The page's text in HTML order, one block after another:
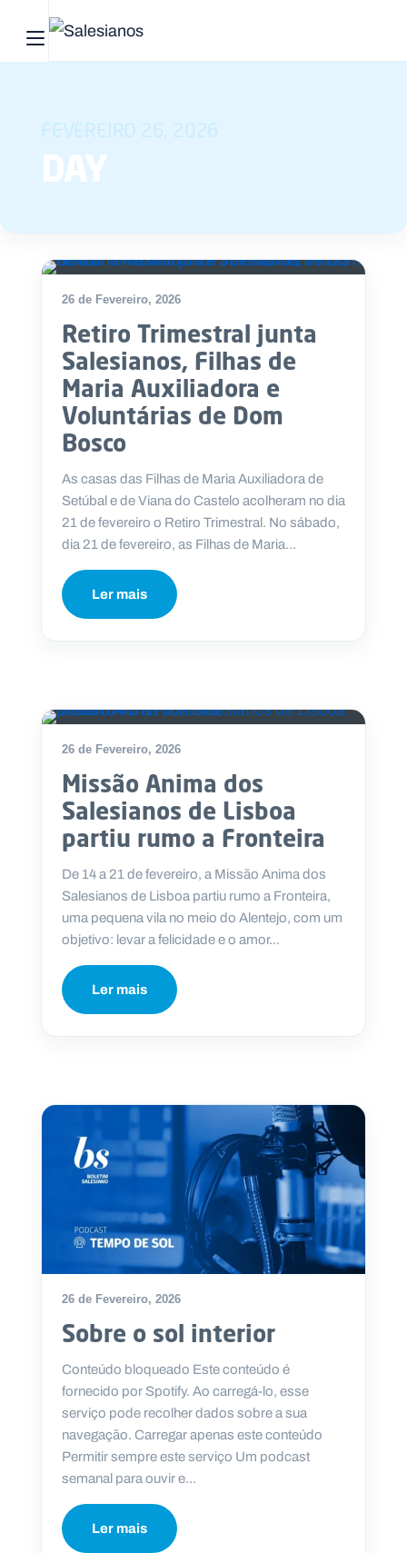
Abrir menu principal
FEVEREIRO 26, 2026
DAY
26 de Fevereiro, 2026
Retiro Trimestral junta
Salesianos, Filhas de
Maria Auxiliadora e
Voluntárias de Dom
Bosco
As casas das Filhas de Maria Auxiliadora de
Setúbal e de Viana do Castelo acolheram no dia
21 de fevereiro o Retiro Trimestral. No sábado,
dia 21 de fevereiro, as Filhas de Maria...
Ler mais
26 de Fevereiro, 2026
Missão Anima dos
Salesianos de Lisboa
partiu rumo a Fronteira
De 14 a 21 de fevereiro, a Missão Anima dos
Salesianos de Lisboa partiu rumo a Fronteira,
uma pequena vila no meio do Alentejo, com um
objetivo: levar a felicidade e o amor...
Ler mais
26 de Fevereiro, 2026
Sobre o sol interior
Conteúdo bloqueado Este conteúdo é
fornecido por Spotify. Ao carregá-lo, esse
serviço pode recolher dados sobre a sua
navegação. Carregar apenas este conteúdo
Permitir sempre este serviço Um podcast
semanal para ouvir e...
Ler mais
Início
Quem
O
que
fazemos
Recursos
Notícias
P
R
T
A
N
C
I
N
L
e
s
i
a
n
o
s
.
p
A
g
e
d
C
o
n
c
o
s
s
e
tt
e